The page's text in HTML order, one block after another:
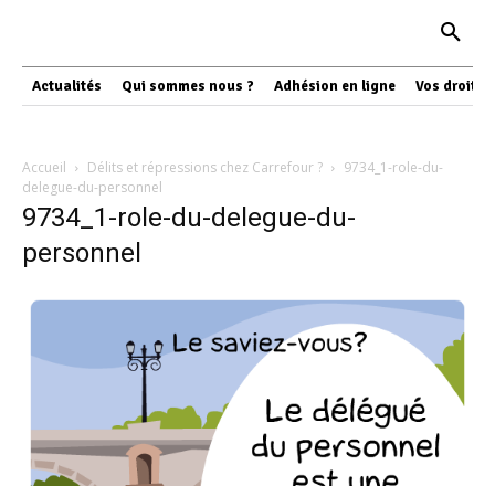
Actualités Qui sommes nous ? Adhésion en ligne Vos droits
Accueil Délits et répressions chez Carrefour ?
9734_1-role-du-
delegue-du-personnel
9734_1-role-du-delegue-du-
personnel